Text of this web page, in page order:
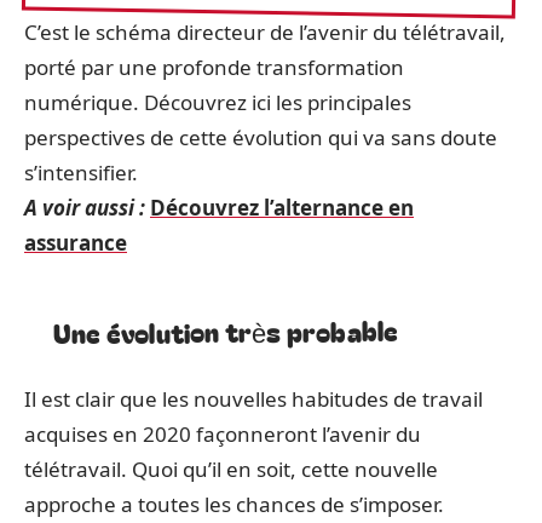
C’est le schéma directeur de l’avenir du télétravail,
porté par une profonde transformation
numérique. Découvrez ici les principales
perspectives de cette évolution qui va sans doute
s’intensifier.
A voir aussi : Découvrez l’alternance en
assurance
Une évolution très probable
Il est clair que les nouvelles habitudes de travail
acquises en 2020 façonneront l’avenir du
télétravail. Quoi qu’il en soit, cette nouvelle
approche a toutes les chances de s’imposer.